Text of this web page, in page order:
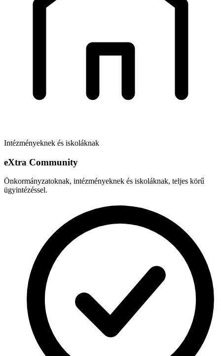
Intézményeknek és iskoláknak
eXtra Community
Önkormányzatoknak, intézményeknek és iskoláknak, teljes körű
ügyintézéssel.